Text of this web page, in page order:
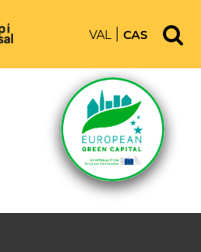
VAL CAS